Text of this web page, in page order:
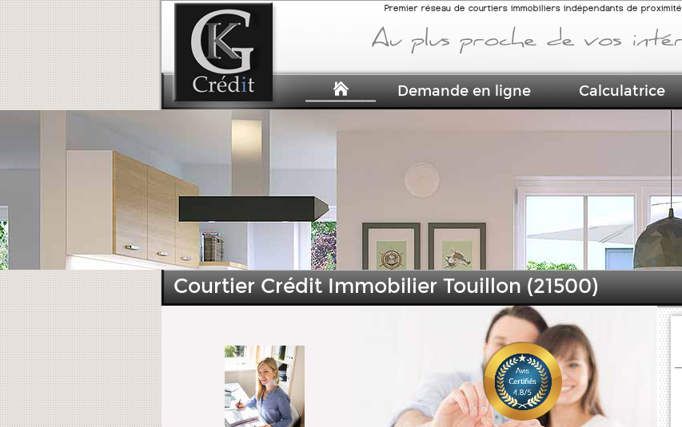
Courtier Crédit Immobilier Touillon (21500)
150 000 euros
Premier réseau de courtiers immobiliers indépendants de proximité
Demande en ligne Calculatrice